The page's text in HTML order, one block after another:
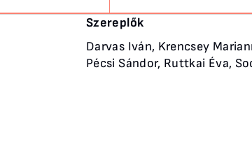
Szereplők
Darvas Iván, Krencsey
Pécsi Sándor, Ruttkai Éva,